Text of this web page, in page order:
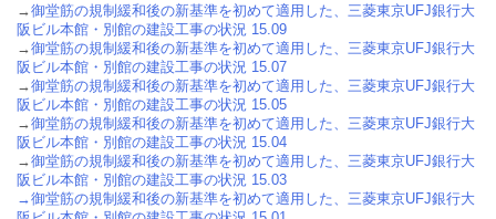
→御堂筋の規制緩和後の新基準を初めて適用した、三菱東京UFJ銀行大
阪ビル本館・別館の建設工事の状況 15.09
→御堂筋の規制緩和後の新基準を初めて適用した、三菱東京UFJ銀行大
阪ビル本館・別館の建設工事の状況 15.07
→御堂筋の規制緩和後の新基準を初めて適用した、三菱東京UFJ銀行大
阪ビル本館・別館の建設工事の状況 15.05
→御堂筋の規制緩和後の新基準を初めて適用した、三菱東京UFJ銀行大
阪ビル本館・別館の建設工事の状況 15.04
→御堂筋の規制緩和後の新基準を初めて適用した、三菱東京UFJ銀行大
阪ビル本館・別館の建設工事の状況 15.03
→御堂筋の規制緩和後の新基準を初めて適用した、三菱東京UFJ銀行大